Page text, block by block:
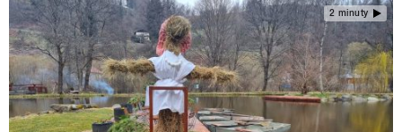
2 minuty